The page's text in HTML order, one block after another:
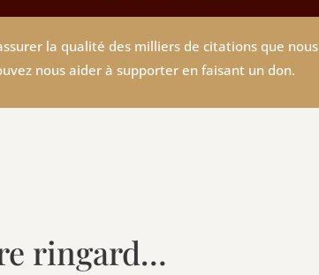
la qualité des milliers de citations que nous
nous aider à supporter en faisant un don.
ringard…